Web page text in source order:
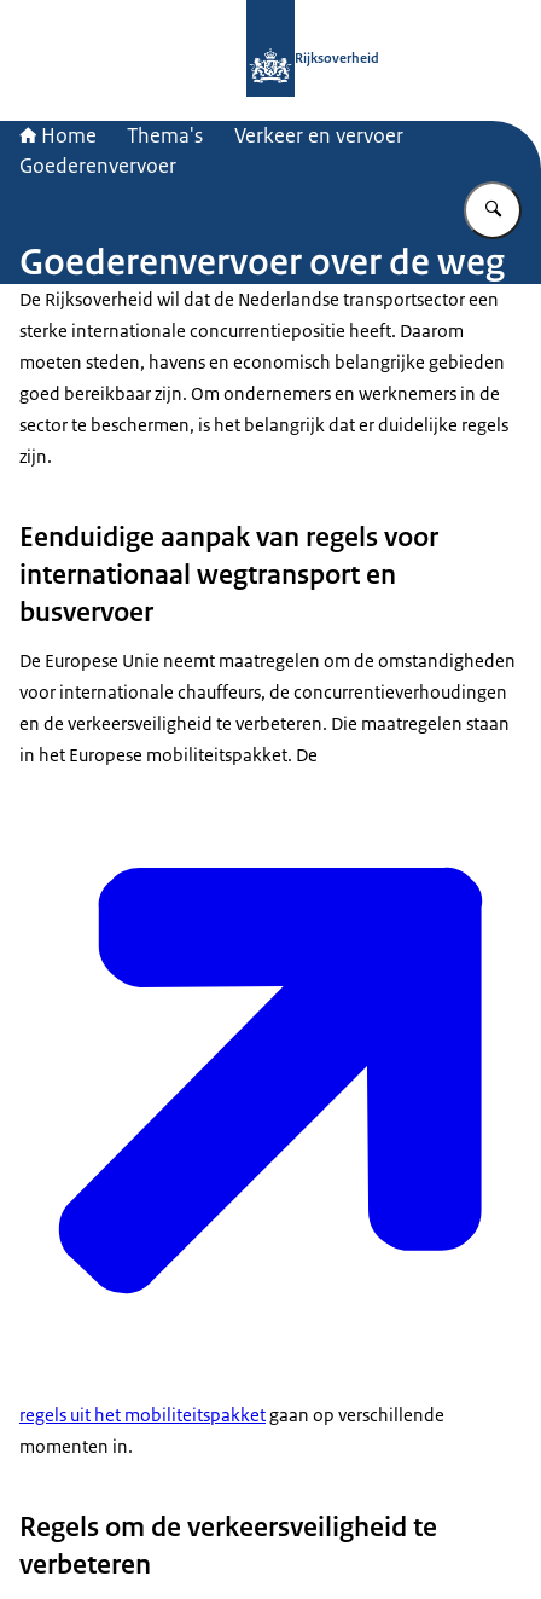
Rijksoverheid
Home Thema's
Verkeer en vervoer
Goederenvervoer
Goederenvervoer over de weg
De Rijksoverheid wil dat de Nederlandse transportsector een
sterke internationale concurrentiepositie heeft. Daarom
moeten steden, havens en economisch belangrijke gebieden
goed bereikbaar zijn. Om ondernemers en werknemers in de
sector te beschermen, is het belangrijk dat er duidelijke regels
zijn.
Eenduidige aanpak van regels voor
internationaal wegtransport en
busvervoer
De Europese Unie neemt maatregelen om de omstandigheden
voor internationale chauffeurs, de concurrentieverhoudingen
en de verkeersveiligheid te verbeteren. Die maatregelen staan
in het Europese mobiliteitspakket. De
regels uit het mobiliteitspakketgaan op verschillende
momenten in.
Regels om de verkeersveiligheid te
verbeteren